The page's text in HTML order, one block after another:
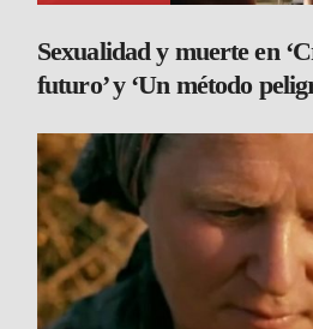
Sexualidad y muerte en
futuro’ y ‘Un método